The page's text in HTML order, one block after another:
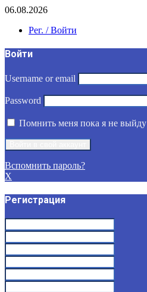
06.08.2026
Рег. / Войти
Войти
Username or email
Password
Помнить меня пока я не выйду
Вспомнить пароль?
X
Регистрация